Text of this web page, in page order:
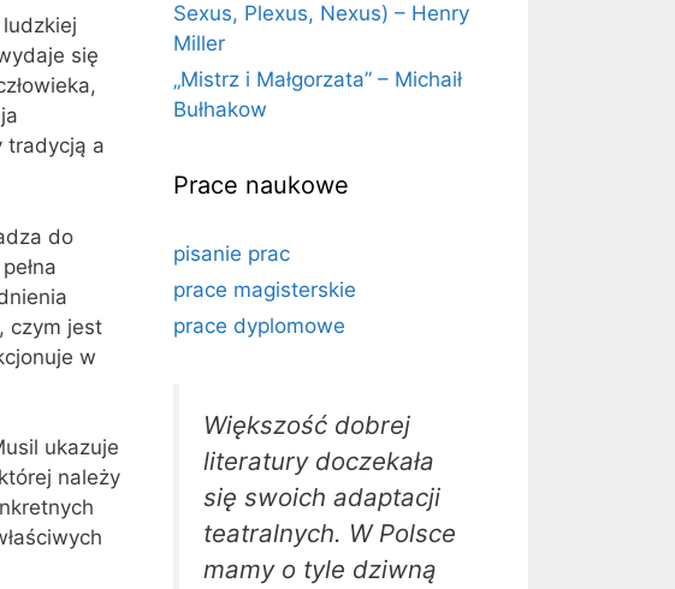
ludzkiej
się
tradycją a
do
czym jest
w
ukazuje
należy
Sexus, Plexus, Nexus) – Henry
Miller
„Mistrz i Małgorzata” – Michaił
Bułhakow
Prace naukowe
pisanie prac
prace magisterskie
prace dyplomowe
Większość dobrej
literatury doczekała
się swoich adaptacji
teatralnych. W Polsce
mamy o tyle dziwną